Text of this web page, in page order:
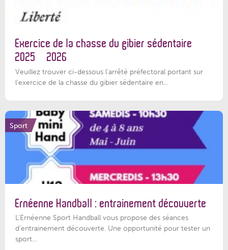
Exercice de la chasse du gibier sédentaire
2025 – 2026
Veuillez trouver ci-dessous l'arrêté préfectoral portant sur
l'exercice de la chasse du gibier sédentaire en...
Sport
Ernéenne Handball : entrainement découverte
L'Ernéenne Sport Handball vous propose des séances
d'entrainement découverte. Une opportunité pour tester un
sport...